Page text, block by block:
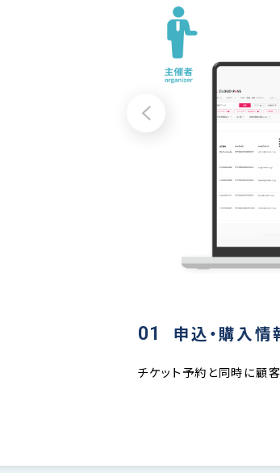
申込・購入情報を蓄積
ケット予約と同時に顧客情報を自動で蓄積します。